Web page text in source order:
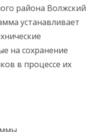
района Волжский
устанавливает
на сохранение
в процессе их